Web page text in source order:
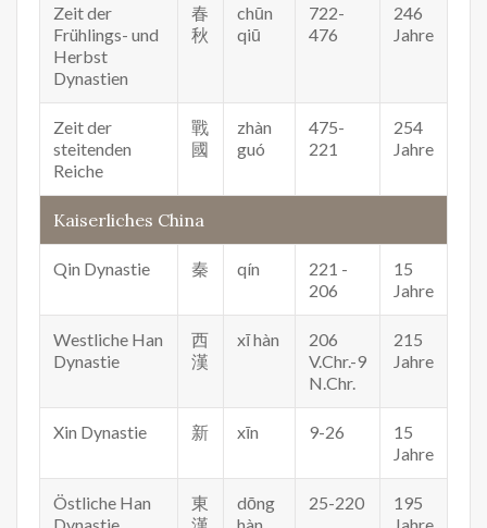
Zeit der
Frühlings- und
Herbst
Dynastien
春
秋
chūn
qiū
722-
476
246
Jahre
Zeit der
steitenden
Reiche
戰
國
zhàn
guó
475-
221
254
Jahre
Kaiserliches China
Qin Dynastie 秦 qín
221 -
206
15
Jahre
Westliche Han
Dynastie
西
漢
xī hàn
206
V.Chr.-9
N.Chr.
215
Jahre
Xin Dynastie 新 xīn 9-26
15
Jahre
Östliche Han
東
dōng
25-220
195